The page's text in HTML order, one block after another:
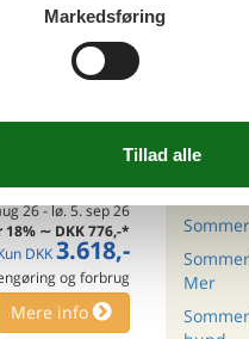
Mere info
26-lø. 5. sep 26
18% ∼ DKK 776,-*
DKK 3.618,-
og forbrug
Mere info
sur-
Mer
Markedsføring